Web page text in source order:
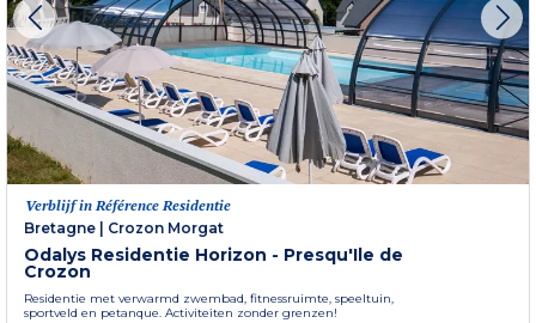
Verblijf in Référence Residentie
Bretagne
Crozon Morgat
Odalys Residentie Horizon - Presqu'Ile de
Crozon
Residentie met verwarmd zwembad, fitnessruimte, speeltuin,
sportveld en petanque. Activiteiten zonder grenzen!